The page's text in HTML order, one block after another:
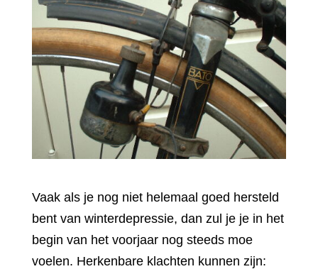
Vaak als je nog niet helemaal goed hersteld
bent van winterdepressie, dan zul je je in het
begin van het voorjaar nog steeds moe
voelen. Herkenbare klachten kunnen zijn: